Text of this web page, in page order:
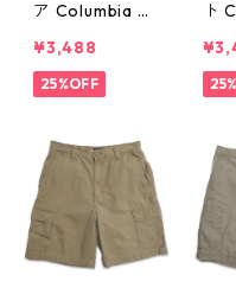
ア Columbia カ
ンツ ハーフパ
ンツ アウトド
記：32 gd40
9912n w60628
¥3,488
25%OFF
ト
カ
パ